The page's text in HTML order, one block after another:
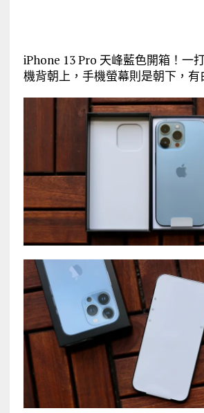
iPhone 13 Pro 天峰藍色開箱！一
機背朝上，手機螢幕則是朝下，有